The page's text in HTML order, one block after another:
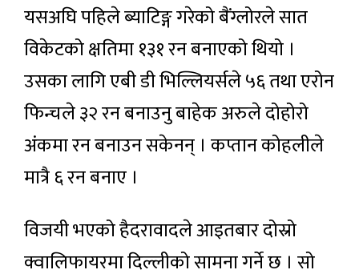
यसअघि पहिले ब्याटिङ्ग गरेको बैंग्लोरले सात
विकेटको क्षतिमा १३१ रन बनाएको थियो ।
उसका लागि एबी डी भिल्लियर्सले ५६ तथा एरोन
फिन्चले ३२ रन बनाउनु बाहेक अरुले दोहोरो
अंकमा रन बनाउन सकेनन् । कप्तान कोहलीले
मात्रै ६ रन बनाए ।
विजयी भएको हैदरावादले आइतबार दोस्रो
क्वालिफायरमा दिल्लीको सामना गर्ने छ । सो